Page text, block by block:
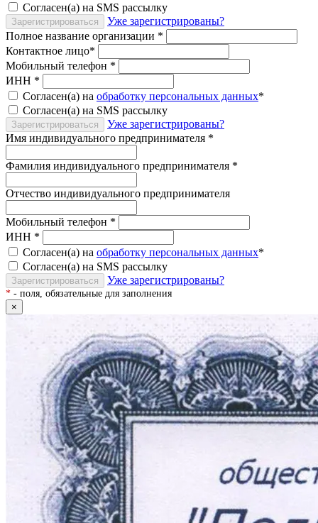
Согласен(а) на SMS рассылку
Зарегистрироваться
Уже зарегистрированы?
Полное название организации *
Контактное лицо*
Мобильный телефон *
ИНН *
Согласен(а) на обработку персональных данных*
Согласен(а) на SMS рассылку
Зарегистрироваться
Уже зарегистрированы?
Имя индивидуального предпринимателя *
Фамилия индивидуального предпринимателя *
Отчество индивидуального предпринимателя
Мобильный телефон *
ИНН *
Согласен(а) на обработку персональных данных*
Согласен(а) на SMS рассылку
Зарегистрироваться Уже зарегистрированы?
* - поля, обязательные для заполнения
×